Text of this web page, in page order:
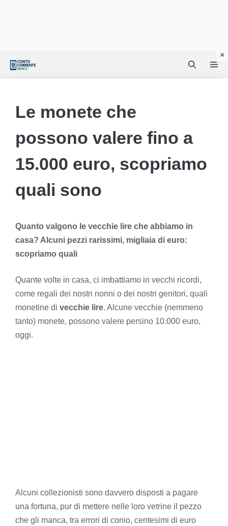
Le monete che
possono valere fino a
15.000 euro, scopriamo
quali sono
Quanto valgono le vecchie lire che abbiamo in
casa? Alcuni pezzi rarissimi, migliaia di euro:
scopriamo quali
Quante volte in casa, ci imbattiamo in vecchi ricordi,
come regali dei nostri nonni o dei nostri genitori, quali
monetine di vecchie lire. Alcune vecchie (nemmeno
tanto) monete, possono valere persino 10.000 euro,
oggi.
Alcuni collezionisti sono davvero disposti a pagare
una fortuna, pur di mettere nelle loro vetrine il pezzo
che gli manca, tra errori di conio, centesimi di euro